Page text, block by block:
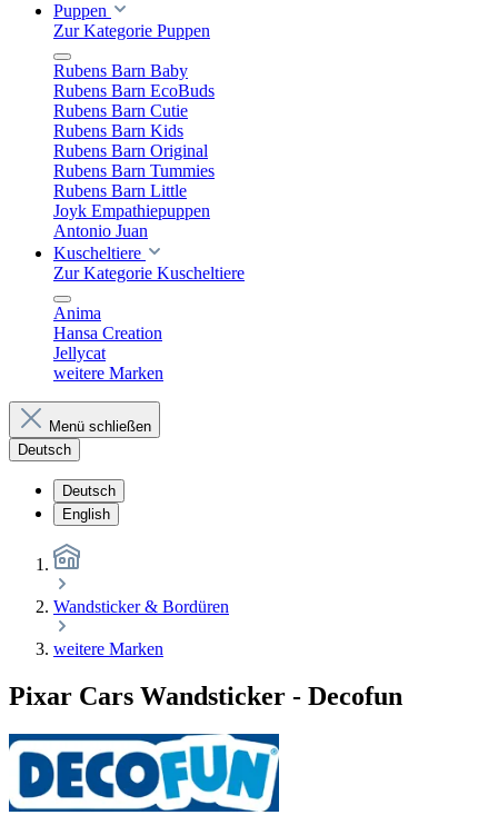
Puppen
Zur Kategorie Puppen
Rubens Barn Baby
Rubens Barn EcoBuds
Rubens Barn Cutie
Rubens Barn Kids
Rubens Barn Original
Rubens Barn Tummies
Rubens Barn Little
Joyk Empathiepuppen
Antonio Juan
Kuscheltiere
Zur Kategorie Kuscheltiere
Anima
Hansa Creation
Jellycat
weitere Marken
Menü schließen
Deutsch
Deutsch
English
Wandsticker & Bordüren
weitere Marken
Pixar Cars Wandsticker - Decofun